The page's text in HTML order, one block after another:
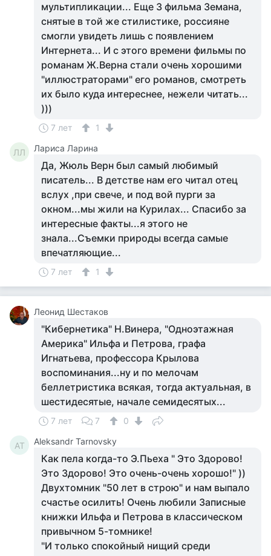
мультипликации... Еще 3 фильма Земана,
снятые в той же стилистике, россияне
смогли увидеть лишь с появлением
Интернета... И с этого времени фильмы по
романам Ж.Верна стали очень хорошими
"иллюстраторами" его романов, смотреть
их было куда интереснее, нежели читать...
)))
7 лет 1
ЛЛ Лариса Ларина
Да, Жюль Верн был самый любимый
писатель... В детстве нам его читал отец
вслух ,при свече, и под вой пурги за
окном...мы жили на Курилах... Спасибо за
интересные факты...я этого не
знала...Съемки природы всегда самые
впечатляющие...
7 лет 1
Леонид Шестаков
"Кибернетика" Н.Винера, "Одноэтажная
Америка" Ильфа и Петрова, графа
Игнатьева, профессора Крылова
воспоминания...ну и по мелочам
беллетристика всякая, тогда актуальная, в
шестидесятые, начале семидесятых...
7 лет 7 0
AT Aleksandr Tarnovsky
Как пела когда-то Э.Пьеха " Это Здорово!
Это Здорово! Это очень-очень хорошо!" ))
Двухтомник "50 лет в строю" и нам выпало
счастье осилить! Очень любили Записные
книжки Ильфа и Петрова в классическом
привычном 5-томнике!
"И только спокойный нищий среди